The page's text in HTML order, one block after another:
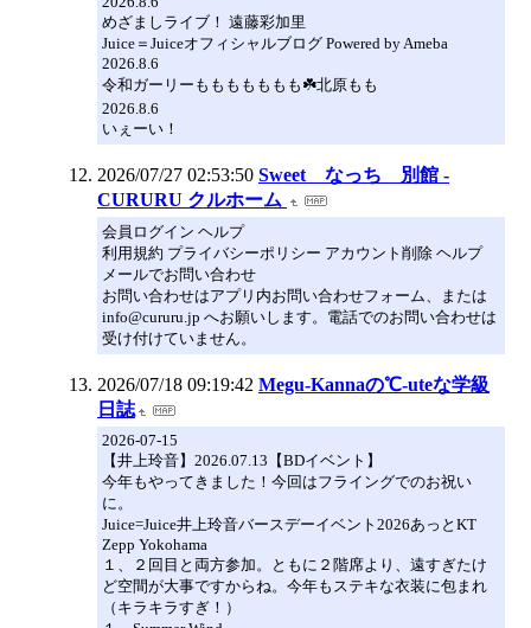
めざましライブ！ 遠藤彩加里
Juice＝Juiceオフィシャルブログ Powered by Ameba
2026.8.6
令和ガーリーももももももも☘️北原もも
2026.8.6
いぇーい！
2026/07/27 02:53:50 Sweet なっち 別館 -
CURURU クルホーム
会員ログイン ヘルプ
利用規約 プライバシーポリシー アカウント削除 ヘルプ
メールでお問い合わせ
お問い合わせはアプリ内お問い合わせフォーム、または
info@cururu.jp へお願いします。電話でのお問い合わせは
受け付けていません。
2026/07/18 09:19:42 Megu-Kannaの℃-uteな学級
日誌
2026-07-15
【井上玲音】2026.07.13【BDイベント】
今年もやってきました！今回はフライングでのお祝い
に。
Juice=Juice井上玲音バースデーイベント2026あっとKT
Zepp Yokohama
１、２回目と両方参加。ともに２階席より、遠すぎたけ
ど空間が大事ですからね。今年もステキな衣装に包まれ
（キラキラすぎ！）